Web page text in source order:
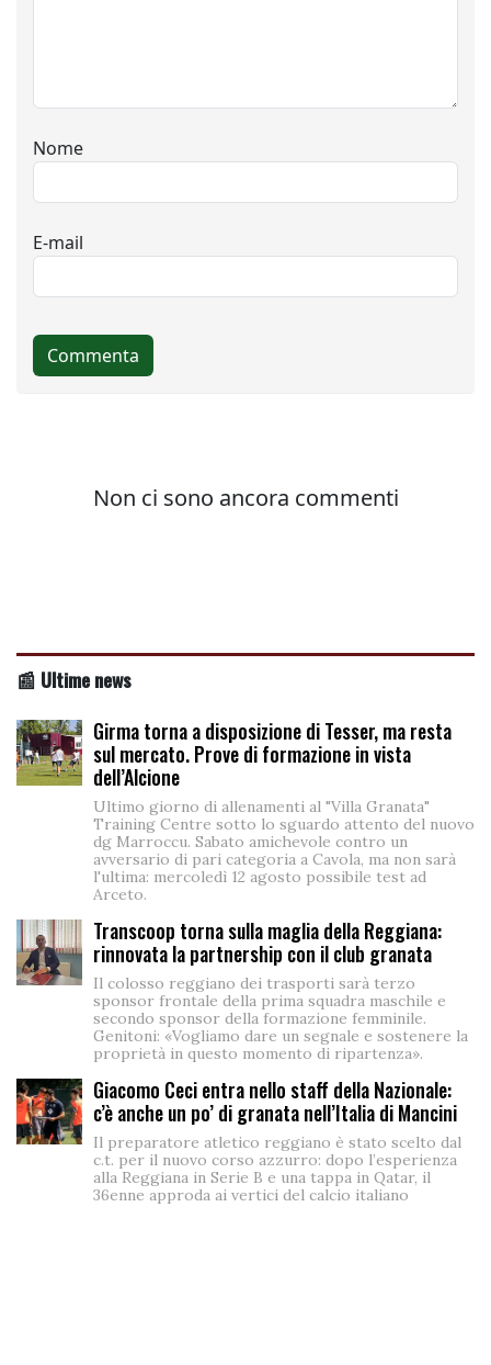
📰 Ultime news
Girma torna a disposizione di Tesser, ma resta
sul mercato. Prove di formazione in vista
dell’Alcione
Ultimo giorno di allenamenti al "Villa Granata"
Training Centre sotto lo sguardo attento del nuovo
dg Marroccu. Sabato amichevole contro un
avversario di pari categoria a Cavola, ma non sarà
l'ultima: mercoledì 12 agosto possibile test ad
Arceto.
Transcoop torna sulla maglia della Reggiana:
rinnovata la partnership con il club granata
Il colosso reggiano dei trasporti sarà terzo
sponsor frontale della prima squadra maschile e
secondo sponsor della formazione femminile.
Genitoni: «Vogliamo dare un segnale e sostenere la
proprietà in questo momento di ripartenza».
Giacomo Ceci entra nello staff della Nazionale:
c’è anche un po’ di granata nell’Italia di Mancini
Il preparatore atletico reggiano è stato scelto dal
c.t. per il nuovo corso azzurro: dopo l’esperienza
alla Reggiana in Serie B e una tappa in Qatar, il
36enne approda ai vertici del calcio italiano